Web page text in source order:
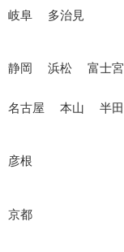
岐阜 多治見
静岡 浜松 富士宮
名古屋 本山 半田
彦根
京都